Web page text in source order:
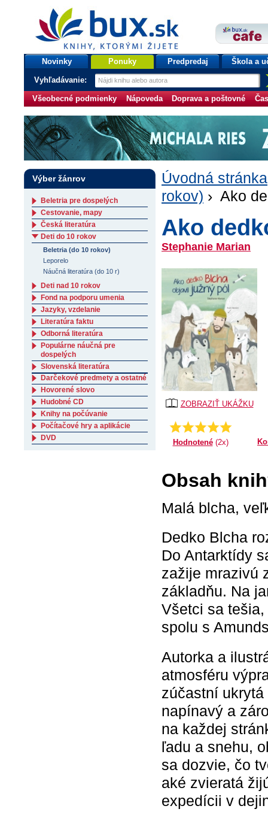
bux.sk
knihy, ktorými žijete
Úvodná stránka
Novinky Ponuky Predpredaj Škola a
Vyhľadávanie:
Všeobecné podmienky Nápoveda Doprava a poštovné
Úvodná stránka
rokov) › Ako
Ako
Stephanie Marian
ZOBRAZIŤ UKÁŽKU
Priemer:
5.0
Hodnotené(2x)
Obsah
Malá blcha,
Dedko Blcha
Do Antarktídy
zažije mrazivú
základňu. Na
Všetci sa
spolu s
Autorka a
atmosféru
zúčastní
napínavý a
na každej
ľadu a snehu,
sa dozvie, čo
aké zvieratá
expedícii v
Výber žánrov
Beletria pre dospelých
Cestovanie, mapy
Česká literatúra
Deti do 10 rokov
Beletria (do 10 rokov)
Leporelo
Náučná literatúra (do 10 r)
Deti nad 10 rokov
Fond na podporu umenia
Jazyky, vzdelanie
Literatúra faktu
Odborná literatúra
Populárne náučná pre
dospelých
Slovenská literatúra
Darčekové predmety a ostatné
Hovorené slovo
Hudobné CD
Knihy na počúvanie
Počítačové hry a aplikácie
DVD